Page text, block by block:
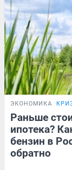
ЭКОНОМИКА
Раньше
ипотека?
бензин в
обратно